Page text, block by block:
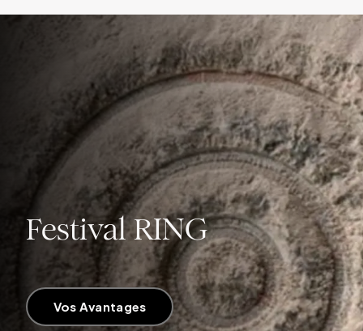
Festival RING
Vos Avantages